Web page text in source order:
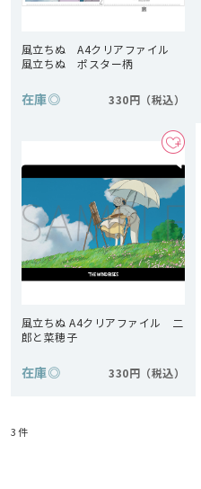
風立ちぬ A4クリアファイル
風立ちぬ ポスター柄
在庫◎ 330円
風立ちぬ A4クリアファイル 二
郎と菜穂子
在庫◎ 330円
3件